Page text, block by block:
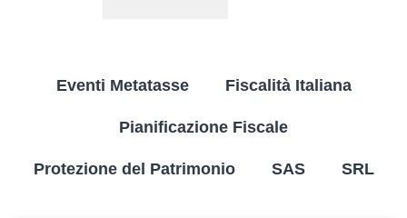
Eventi Metatasse Fiscalità Italiana
Pianificazione Fiscale
Protezione del Patrimonio SAS SRL